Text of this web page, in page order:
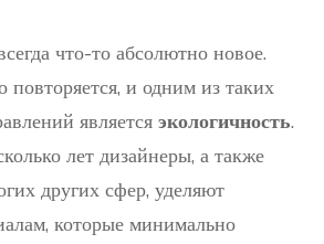
что-то абсолютно новое.
повторяется, и одним из таких
является экологичность.
лет дизайнеры, а также
других сфер, уделяют
которые минимально